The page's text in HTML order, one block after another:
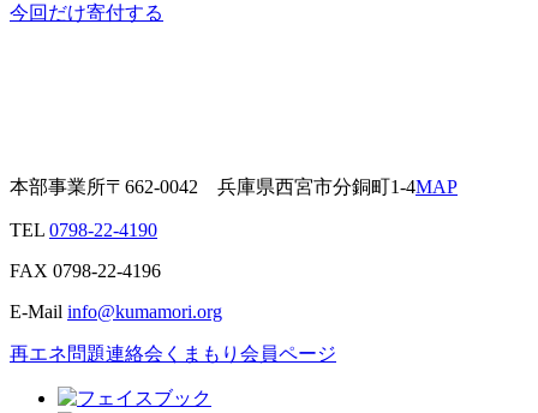
今回だけ寄付する
本部事業所〒662-0042 兵庫県西宮市分銅町1-4MAP
TEL 0798-22-4190
FAX 0798-22-4196
E-Mail info@kumamori.org
再エネ問題連絡会 くまもり会員ページ